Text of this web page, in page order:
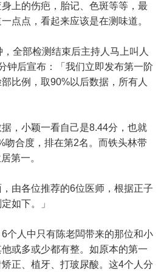
上的伤疤，胎记、色斑等等，最
点点，看起来应该是在测味道。
全部检测结束后主持人马上叫人
钟后宣布：「我们立即发布第一阶
比例，取90%以后数据，所有人
，小颖一看自己是8.44分，也就
吻合度，排在第2名。而铁头林带
第一。
由各位推荐的6位医师，根据正子
如下。」
个人中只有陈老闆带来的那位和小
或多或少都有整。如原本的第一
正、植牙、打玻尿酸。这4个人分